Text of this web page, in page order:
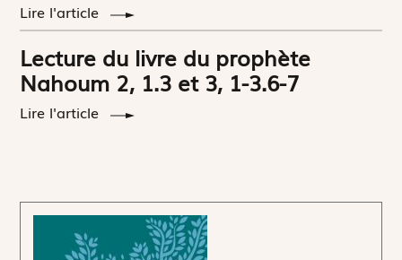
Lire l'article
Lecture du livre du prophète
Nahoum 2, 1.3 et 3, 1-3.6-7
Lire l'article